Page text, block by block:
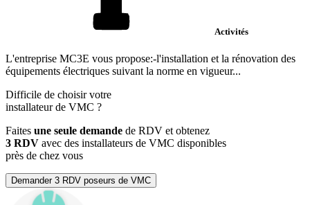
Activités
L'entreprise MC3E vous propose: ​-l'installation et la rénovation des
équipements électriques suivant la norme en vigueur...
Difficile de choisir votre
installateur de VMC ?
Faites une seule demande de RDV et obtenez
3 RDV avec des installateurs de VMC disponibles
près de chez vous
Demander 3 RDV poseurs de VMC